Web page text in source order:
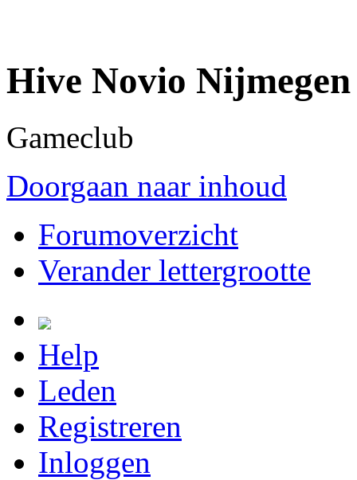
Hive Novio Nijmegen
Gameclub
Doorgaan naar inhoud
Forumoverzicht
Verander lettergrootte
Help
Leden
Registreren
Inloggen